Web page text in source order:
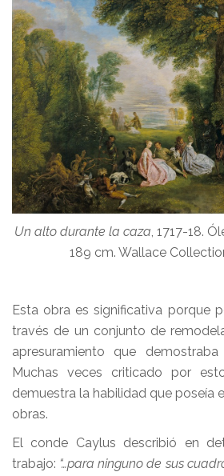
Un alto durante la caza, 1717-18.
189 cm. Wallace
Esta obra es significativa porque
través de un conjunto de
apresuramiento que
Muchas veces criticado por
demuestra la habilidad que poseía
obras.
El conde Caylus describió en
trabajo: “…para ninguno de sus